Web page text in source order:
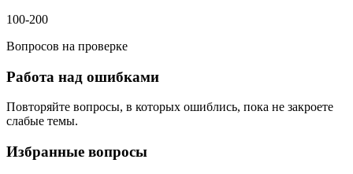
100-200
Вопросов на проверке
Работа над ошибками
Повторяйте вопросы, в которых ошиблись, пока не закроете
слабые темы.
Избранные вопросы